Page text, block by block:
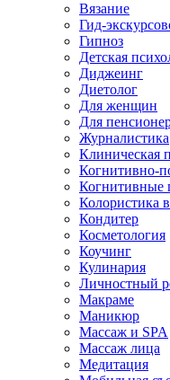
Вязание
Гид-
Гипноз
Детская
Диджеинг
Диетолог
Для женщин
Для
Журналистика
Клиническая
Когнитивно-
Когнитивные
Колористика
Кондитер
Косметология
Коучинг
Кулинария
Личностный
Макраме
Маникюр
Массаж и SPA
Массаж лица
Медитация